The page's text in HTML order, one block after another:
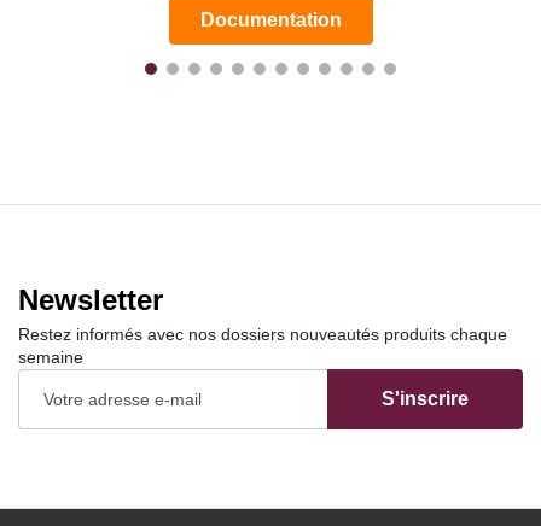
Documentation
Newsletter
Restez informés avec nos dossiers nouveautés produits chaque
semaine
S'inscrire